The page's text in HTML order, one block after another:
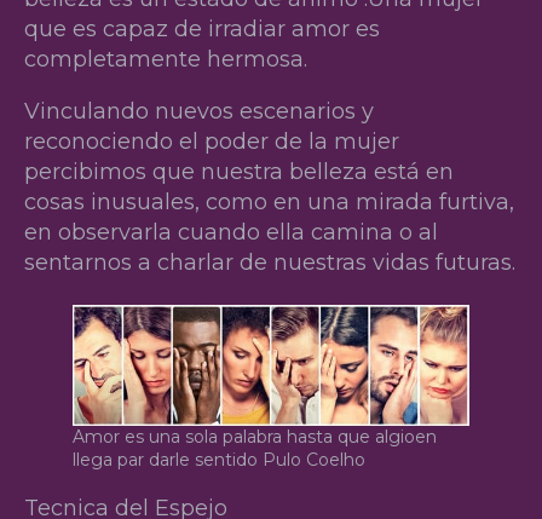
que es capaz de irradiar amor es
completamente hermosa.
Vinculando nuevos escenarios y
reconociendo el poder de la mujer
percibimos que nuestra belleza está en
cosas inusuales, como en una mirada furtiva,
en observarla cuando ella camina o al
sentarnos a charlar de nuestras vidas futuras.
Amor es una sola palabra hasta que algioen
llega par darle sentido Pulo Coelho
Tecnica del Espejo